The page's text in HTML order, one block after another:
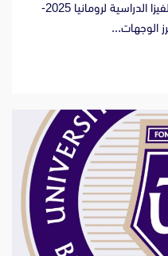
ومضمونة مقدمة كيف تحصل على الفيزا الدراسية لرومانيا 2025-